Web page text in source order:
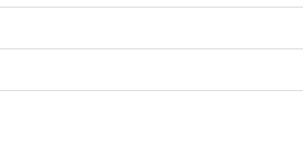
